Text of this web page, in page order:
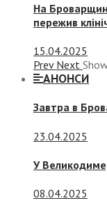
На
пережив
15.04.2025
Prev Next
АНОНСИ
Завтра в
23.04.2025
У
08.04.2025